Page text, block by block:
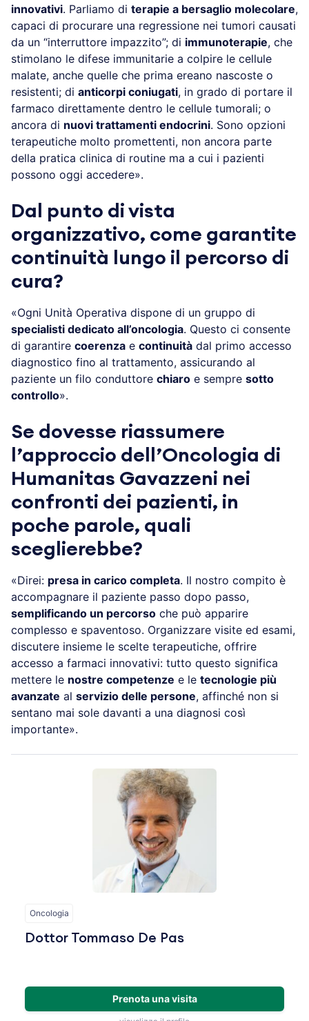
innovativi. Parliamo di terapie a bersaglio molecolare,
capaci di procurare una regressione nei tumori causati
da un “interruttore impazzito”; di immunoterapie, che
stimolano le difese immunitarie a colpire le cellule
malate, anche quelle che prima ereano nascoste o
resistenti; di anticorpi coniugati, in grado di portare il
farmaco direttamente dentro le cellule tumorali; o
ancora di nuovi trattamenti endocrini. Sono opzioni
terapeutiche molto promettenti, non ancora parte
della pratica clinica di routine ma a cui i pazienti
possono oggi accedere».
Dal punto di vista
organizzativo, come garantite
continuità lungo il percorso di
cura?
«Ogni Unità Operativa dispone di un gruppo di
specialisti dedicato all’oncologia. Questo ci consente
di garantire coerenza e continuità dal primo accesso
diagnostico fino al trattamento, assicurando al
paziente un filo conduttore chiaro e sempre sotto
controllo».
Se dovesse riassumere
l’approccio dell’Oncologia di
Humanitas Gavazzeni nei
confronti dei pazienti, in
poche parole, quali
sceglierebbe?
«Direi: presa in carico completa. Il nostro compito è
accompagnare il paziente passo dopo passo,
semplificando un percorso che può apparire
complesso e spaventoso. Organizzare visite ed esami,
discutere insieme le scelte terapeutiche, offrire
accesso a farmaci innovativi: tutto questo significa
mettere le nostre competenze e le tecnologie più
avanzate al servizio delle persone, affinché non si
sentano mai sole davanti a una diagnosi così
importante».
Oncologia
Dottor Tommaso De Pas
Prenota una visita